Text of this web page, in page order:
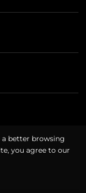
a better browsing
you agree to our